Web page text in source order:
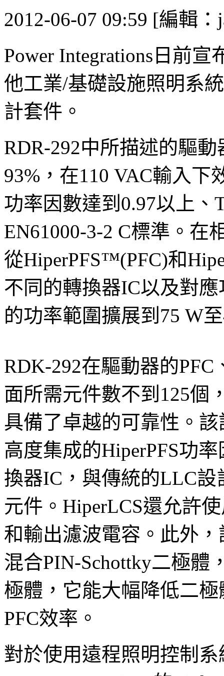
2012-06-07 09:59 [編輯：
Power Integrations日前
他工業/基礎設施照明系
計套件。
RDR-292中所描述的驅
93%，在110 VAC輸入下
功率因數達到0.97以上、
EN61000-3-2 C標準。在
從HiperPFS™(PFC)和
不同的轉換器IC以及對
的功率範圍擴展到75 W
RDK-292在驅動器的
面所需元件數不到125個
具備了卓越的可靠性。該
高度集成的HiperPFS功
換器IC，與傳統的LLC
元件。HiperLCS還允許
和輸出濾波電容。此外
混合PIN-Schottky二極體
極體，它能大幅降低二
PFC效率。
對於使用遠程照明控制